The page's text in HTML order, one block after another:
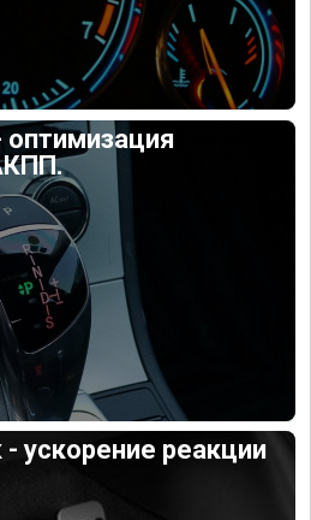
ускорение реакции